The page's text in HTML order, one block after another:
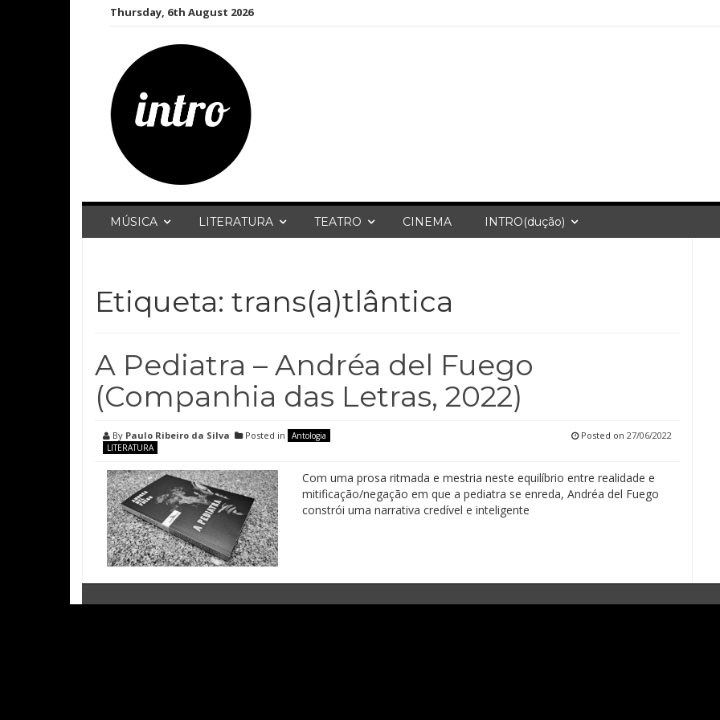
Thursday, 6th August 2026
MÚSICA LITERATURA TEATRO CINEMA INTRO(dução)
Etiqueta: trans(a)tlântica
A Pediatra – Andréa del Fuego
(Companhia das Letras, 2022)
By Paulo Ribeiro da Silva Posted in
Antologia
LITERATURA
Posted on 27/06/2022
Com uma prosa ritmada e mestria neste equilíbrio entre realidade e
mitificação/negação em que a pediatra se enreda, Andréa del Fuego
constrói uma narrativa credível e inteligente